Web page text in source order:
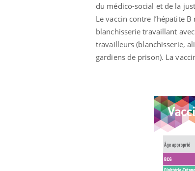
du médico-social et de la
Le vaccin contre l’hépatite
blanchisserie travaillant
travailleurs (blanchisserie,
gardiens de prison). La
Insuline & Charge mentale : et si
osait en parler??Youtube
patients comme parfois chez les